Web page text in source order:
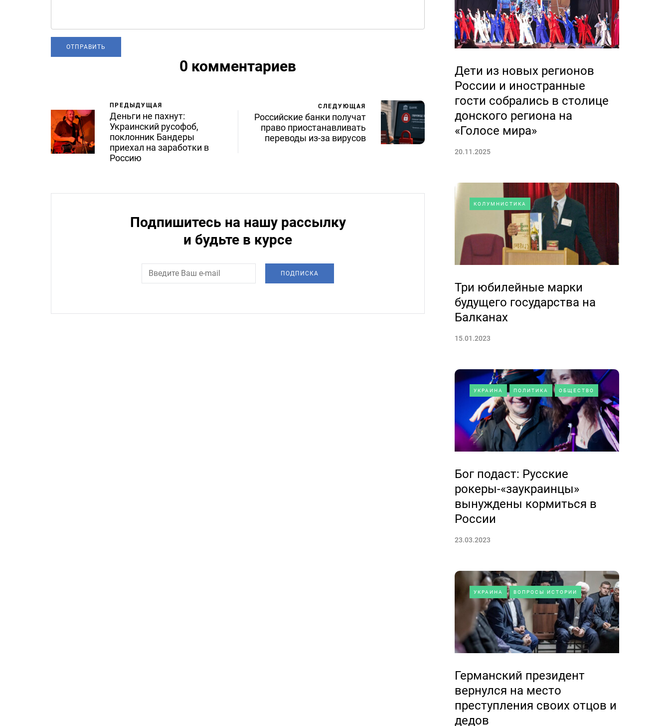
0 комментариев
ПРЕДЫДУЩАЯ
Деньги не пахнут:
Украинский русофоб,
поклонник Бандеры
приехал на заработки в
Россию
СЛЕДУЮЩАЯ
Российские банки получат
право приостанавливать
переводы из-за вирусов
Подпишитесь на нашу рассылку
и будьте в курсе
ПОДПИСКА
Дети из новых регионов
России и иностранные
гости собрались в столице
донского региона на
«Голосе мира»
20.11.2025
КОЛУМНИСТИКА
Три юбилейные марки
будущего государства на
Балканах
15.01.2023
УКРАИНА ПОЛИТИКА ОБЩЕСТВО
Бог подаст: Русские
рокеры-«заукраинцы»
вынуждены кормиться в
России
23.03.2023
УКРАИНА ВОПРОСЫ ИСТОРИИ
Германский президент
вернулся на место
преступления своих отцов и
дедов